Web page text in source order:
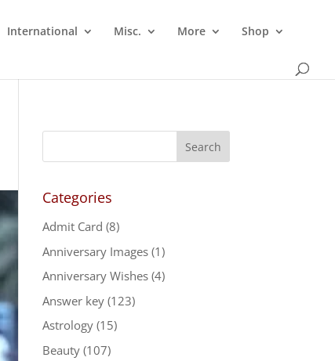
International Misc. More Shop
Categories
Admit Card (8)
Anniversary Images(1)
Anniversary Wishes(4)
Answer key(123)
Astrology(15)
Beauty(107)